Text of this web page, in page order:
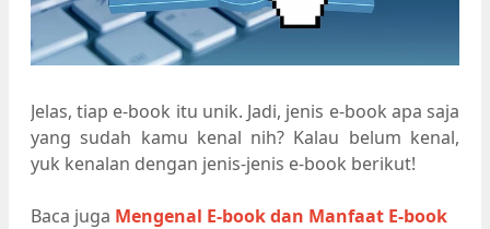
Jelas, tiap e-book itu unik. Jadi, jenis e-book apa saja
yang sudah kamu kenal nih? Kalau belum kenal,
yuk kenalan dengan jenis-jenis e-book berikut!
Baca juga Mengenal E-book dan Manfaat E-book